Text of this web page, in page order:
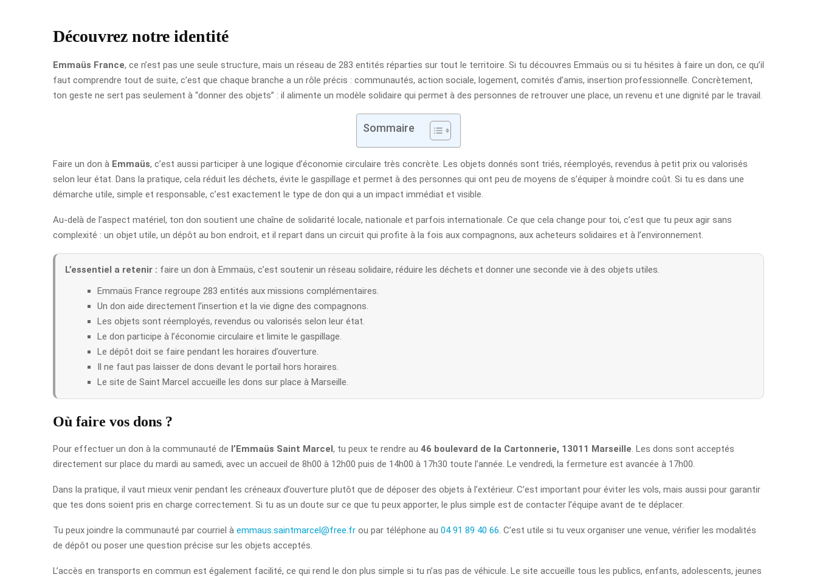
Découvrez notre identité
Emmaüs France, ce n’est pas une seule structure, mais un réseau de 283 entités réparties sur tout le territoire. Si tu découvres Emmaüs ou si tu hésites à faire un don, ce qu’il
faut comprendre tout de suite, c’est que chaque branche a un rôle précis : communautés, action sociale, logement, comités d’amis, insertion professionnelle. Concrètement,
ton geste ne sert pas seulement à “donner des objets” : il alimente un modèle solidaire qui permet à des personnes de retrouver une place, un revenu et une dignité par le travail.
Sommaire
Faire un don à Emmaüs, c’est aussi participer à une logique d’économie circulaire très concrète. Les objets donnés sont triés, réemployés, revendus à petit prix ou valorisés
selon leur état. Dans la pratique, cela réduit les déchets, évite le gaspillage et permet à des personnes qui ont peu de moyens de s’équiper à moindre coût. Si tu es dans une
démarche utile, simple et responsable, c’est exactement le type de don qui a un impact immédiat et visible.
Au-delà de l’aspect matériel, ton don soutient une chaîne de solidarité locale, nationale et parfois internationale. Ce que cela change pour toi, c’est que tu peux agir sans
complexité : un objet utile, un dépôt au bon endroit, et il repart dans un circuit qui profite à la fois aux compagnons, aux acheteurs solidaires et à l’environnement.
L’essentiel a retenir : faire un don à Emmaüs, c’est soutenir un réseau solidaire, réduire les déchets et donner une seconde vie à des objets utiles.
Emmaüs France regroupe 283 entités aux missions complémentaires.
Un don aide directement l’insertion et la vie digne des compagnons.
Les objets sont réemployés, revendus ou valorisés selon leur état.
Le don participe à l’économie circulaire et limite le gaspillage.
Le dépôt doit se faire pendant les horaires d’ouverture.
Il ne faut pas laisser de dons devant le portail hors horaires.
Le site de Saint Marcel accueille les dons sur place à Marseille.
Où faire vos dons ?
Pour effectuer un don à la communauté de l’Emmaüs Saint Marcel, tu peux te rendre au 46 boulevard de la Cartonnerie, 13011 Marseille . Les dons sont acceptés
directement sur place du mardi au samedi, avec un accueil de 8h00 à 12h00 puis de 14h00 à 17h30 toute l’année. Le vendredi, la fermeture est avancée à 17h00.
Dans la pratique, il vaut mieux venir pendant les créneaux d’ouverture plutôt que de déposer des objets à l’extérieur. C’est important pour éviter les vols, mais aussi pour garantir
que tes dons soient pris en charge correctement. Si tu as un doute sur ce que tu peux apporter, le plus simple est de contacter l’équipe avant de te déplacer.
Tu peux joindre la communauté par courriel à emmaus.saintmarcel@free.fr ou par téléphone au 04 91 89 40 66 . C’est utile si tu veux organiser une venue, vérifier les modalités
de dépôt ou poser une question précise sur les objets acceptés.
L’accès en transports en commun est également facilité, ce qui rend le don plus simple si tu n’as pas de véhicule. Le site accueille tous les publics, enfants, adolescents, jeunes